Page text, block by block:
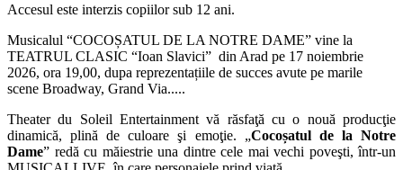
Accesul este interzis copiilor sub 12 ani.
Musicalul “COCOȘATUL DE LA NOTRE DAME” vine la
TEATRUL CLASIC “Ioan Slavici” din Arad pe 17 noiembrie
2026, ora 19,00, dupa reprezentațiile de succes avute pe marile
scene Broadway, Grand Via.....
Theater du Soleil Entertainment vă răsfaţă cu o nouă producţie
dinamică, plină de culoare şi emoţie. „Cocoșatul de la Notre
Dame” redă cu măiestrie una dintre cele mai vechi poveşti, într-un